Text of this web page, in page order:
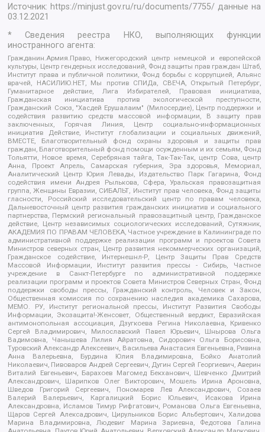
Источник: https://minjust.gov.ru/ru/documents/7755/ данные на
03.12.2021
* Сведения реестра НКО, выполняющих функции
иностранного агента:
Гражданин.Армия.Право, Нижегородский центр немецкой и европейской
культуры, Центр гендерных исследований, Фонд защиты прав граждан Штаб,
Институт права и публичной политики, Фонд борьбы с коррупцией, Альянс
врачей, НАСИЛИЮ.НЕТ, Мы против СПИДа, СВЕЧА, Открытый Петербург,
Гуманитарное действие, Лига Избирателей, Правовая инициатива,
Гражданская инициатива против экологической преступности,
Гражданский Союз, "Хасдей Ерушалаим" (Милосердие), Центр поддержки и
содействия развитию средств массовой информации, В защиту прав
заключенных, Горячая Линия, Центр социально-информационных
инициатив Действие, Институт глобализации и социальных движений,
ВМЕСТЕ, Благотворительный фонд охраны здоровья и защиты прав
граждан, Благотворительный фонд помощи осужденным и их семьям, Фонд
Тольятти, Новое время, Серебряная тайга, Так-Так-Так, центр Сова, центр
Анна, Проект Апрель, Самарская губерния, Эра здоровья, Мемориал,
Аналитический Центр Юрия Левады, Издательство Парк Гагарина, Фонд
содействия имени Андрея Рылькова, Сфера, Уральская правозащитная
группа, Женщины Евразии, СИБАЛЬТ, Институт прав человека, Фонд защиты
гласности, Российский исследовательский центр по правам человека,
Дальневосточный центр развития гражданских инициатив и социального
партнерства, Пермский региональный правозащитный центр, Гражданское
действие, Центр независимых социологических исследований, Сутяжник,
АКАДЕМИЯ ПО ПРАВАМ ЧЕЛОВЕКА, Частное учреждение в Калининграде по
административной поддержке реализации программ и проектов Совета
Министров северных стран, Центр развития некоммерческих организаций,
Гражданское содействие, Интернешнл-Р, Центр Защиты Прав Средств
Массовой Информации, Институт развития прессы - Сибирь, Частное
учреждение в Санкт-Петербурге по административной поддержке
реализации программ и проектов Совета Министров Северных Стран, Фонд
поддержки свободы прессы, Гражданский контроль, Человек и Закон,
Общественная комиссия по сохранению наследия академика Сахарова,
МЕМО. РУ, Институт региональной прессы, Институт Развития Свободы
Информации, Экозащита!-Женсовет, Общественный вердикт, Евразийская
антимонопольная ассоциация, Дзугкоева Регина Николаевна, Кривенко
Сергей Владимирович, Милославский Павел Юрьевич, Шнырова Ольга
Вадимовна, Чанышева Лилия Айратовна, Сидорович Ольга Борисовна,
Туровский Александр Алексеевич, Васильева Анастасия Евгеньевна, Ривина
Анна Валерьевна, Бурдина Юлия Владимировна, Бойко Анатолий
Николаевич, Пивоваров Андрей Сергеевич, Дугин Сергей Георгиевич, Аверин
Виталий Евгеньевич, Барахоев Магомед Бекханович, Шевченко Дмитрий
Александрович, Шарипков Олег Викторович, Мошель Ирина Ароновна,
Шведов Григорий Сергеевич, Пономарев Лев Александрович, Созаев
Валерий Валерьевич, Каргалицкий Борис Юльевич, Исакова Ирина
Александровна, Исламов Тимур Рифгатович, Романова Ольга Евгеньевна,
Щаров Сергей Алексадрович, Цирульников Борис Альбертович, Халидова
Марина Владимировна, Людевиг Марина Зариевна, Федотова Галина